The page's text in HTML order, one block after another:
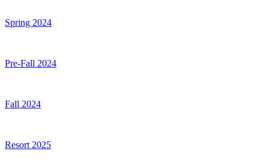
Spring 2024
Pre-Fall 2024
Fall 2024
Resort 2025